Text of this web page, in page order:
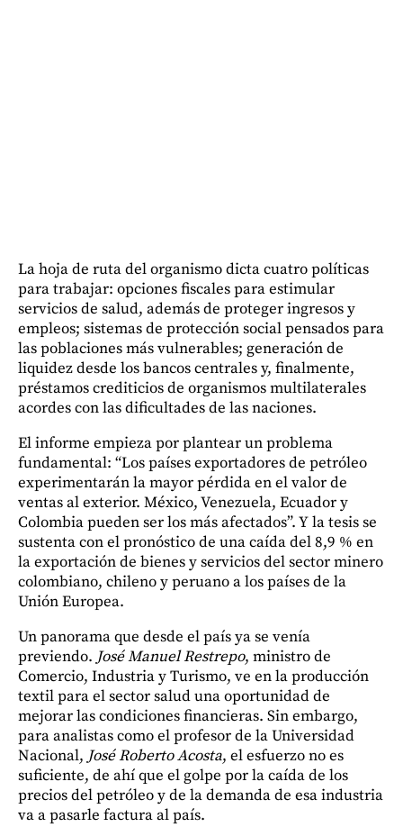
La hoja de ruta del organismo dicta cuatro políticas
para trabajar: opciones fiscales para estimular
servicios de salud, además de proteger ingresos y
empleos; sistemas de protección social pensados para
las poblaciones más vulnerables; generación de
liquidez desde los bancos centrales y, finalmente,
préstamos crediticios de organismos multilaterales
acordes con las dificultades de las naciones.
El informe empieza por plantear un problema
fundamental: “Los países exportadores de petróleo
experimentarán la mayor pérdida en el valor de
ventas al exterior. México, Venezuela, Ecuador y
Colombia pueden ser los más afectados”. Y la tesis se
sustenta con el pronóstico de una caída del 8,9 % en
la exportación de bienes y servicios del sector minero
colombiano, chileno y peruano a los países de la
Unión Europea.
Un panorama que desde el país ya se venía
previendo. José Manuel Restrepo, ministro de
Comercio, Industria y Turismo, ve en la producción
textil para el sector salud una oportunidad de
mejorar las condiciones financieras. Sin embargo,
para analistas como el profesor de la Universidad
Nacional, José Roberto Acosta, el esfuerzo no es
suficiente, de ahí que el golpe por la caída de los
precios del petróleo y de la demanda de esa industria
va a pasarle factura al país.